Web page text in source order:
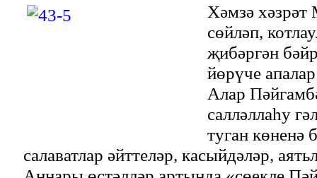
Хәмзә
сөйләп,
җибәргән
йөрүче
Алар
салләллаһу
туган көненә
салаватлар әйттеләр, касыйдәләр,